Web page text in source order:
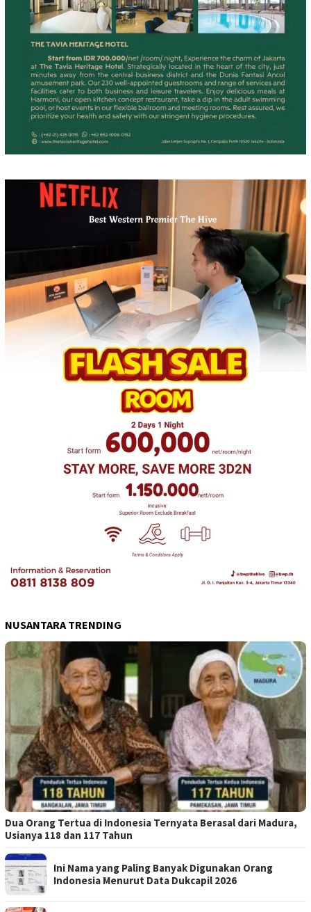
NUSANTARA TRENDING
Dua Orang Tertua di Indonesia Ternyata Berasal dari Madura,
Usianya 118 dan 117 Tahun
Ini Nama yang Paling Banyak Digunakan Orang
Indonesia Menurut Data Dukcapil 2026